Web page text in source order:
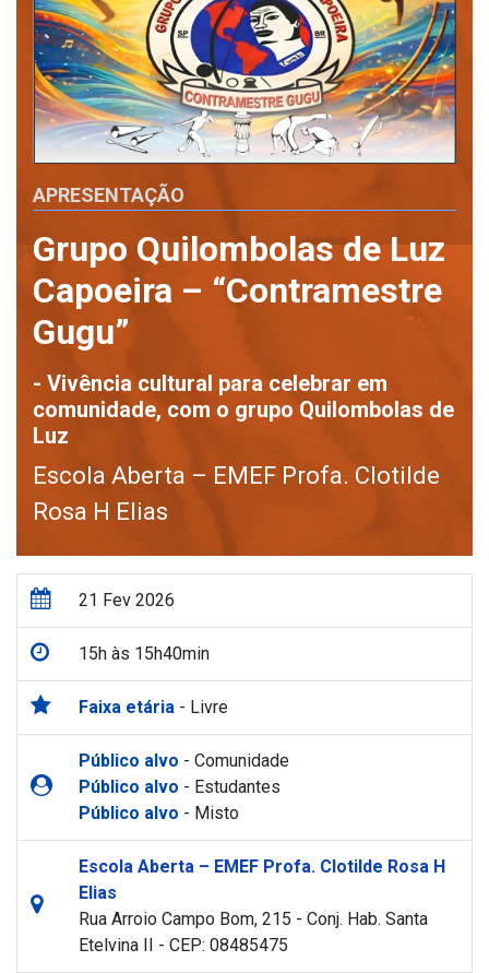
APRESENTAÇÃO
Grupo Quilombolas de Luz
Capoeira – “Contramestre
Gugu”
- Vivência cultural para celebrar em
comunidade, com o grupo Quilombolas de
Luz
Escola Aberta – EMEF Profa. Clotilde
Rosa H Elias
21 Fev 2026
15h às 15h40min
Faixa etária - Livre
Público alvo - Comunidade
Público alvo - Estudantes
Público alvo - Misto
Escola Aberta – EMEF Profa. Clotilde Rosa H
Elias
Rua Arroio Campo Bom, 215 - Conj. Hab. Santa
Etelvina II - CEP: 08485475